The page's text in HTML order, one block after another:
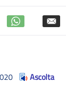
Ascolta